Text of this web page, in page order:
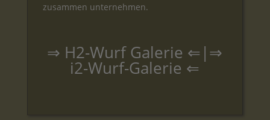
zusammen unternehmen.
⇒ H2-Wurf Galerie ⇐|⇒
i2-Wurf-Galerie ⇐